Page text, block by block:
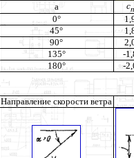
a cn
0°
45°
90°
135°
-
180° -
Направление скорости ветра